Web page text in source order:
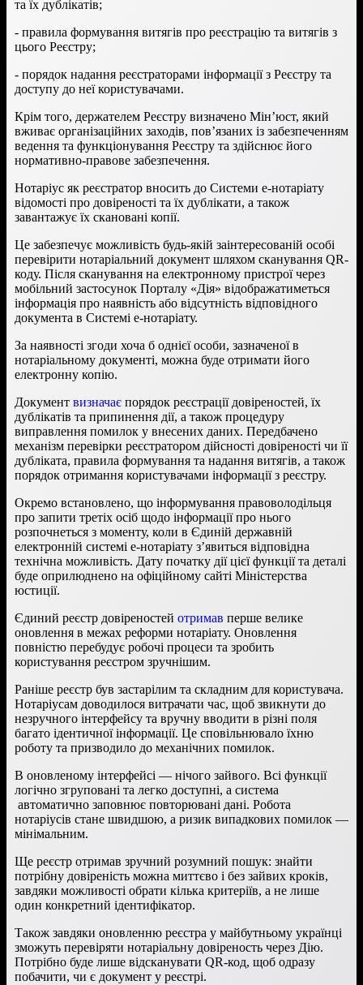
та їх дублікатів;
- правила формування витягів про реєстрацію та витягів з
цього Реєстру;
- порядок надання реєстраторами інформації з Реєстру та
доступу до неї користувачами.
Крім того, держателем Реєстру визначено Мін’юст, який
вживає організаційних заходів, пов’язаних із забезпеченням
ведення та функціонування Реєстру та здійснює його
нормативно-правове забезпечення.
Нотаріус як реєстратор вносить до Системи е-нотаріату
відомості про довіреності та їх дублікати, а також
завантажує їх скановані копії.
Це забезпечує можливість будь-якій заінтересованій особі
перевірити нотаріальний документ шляхом сканування QR-
коду. Після сканування на електронному пристрої через
мобільний застосунок Порталу «Дія» відображатиметься
інформація про наявність або відсутність відповідного
документа в Системі е-нотаріату.
За наявності згоди хоча б однієї особи, зазначеної в
нотаріальному документі, можна буде отримати його
електронну копію.
Документ визначає порядок реєстрації довіреностей, їх
дублікатів та припинення дії, а також процедуру
виправлення помилок у внесених даних. Передбачено
механізм перевірки реєстратором дійсності довіреності чи її
дубліката, правила формування та надання витягів, а також
порядок отримання користувачами інформації з реєстру.
Окремо встановлено, що інформування правоволодільця
про запити третіх осіб щодо інформації про нього
розпочнеться з моменту, коли в Єдиній державній
електронній системі е-нотаріату з’явиться відповідна
технічна можливість. Дату початку дії цієї функції та деталі
буде оприлюднено на офіційному сайті Міністерства
юстиції.
Єдиний реєстр довіреностей отримав перше велике
оновлення в межах реформи нотаріату. Оновлення
повністю перебудує робочі процеси та зробить
користування реєстром зручнішим.
Раніше реєстр був застарілим та складним для користувача.
Нотаріусам доводилося витрачати час, щоб звикнути до
незручного інтерфейсу та вручну вводити в різні поля
багато ідентичної інформації. Це сповільнювало їхню
роботу та призводило до механічних помилок.
В оновленому інтерфейсі — нічого зайвого. Всі функції
логічно згруповані та легко доступні, а система
автоматично заповнює повторювані дані. Робота
нотаріусів стане швидшою, а ризик випадкових помилок —
мінімальним.
Ще реєстр отримав зручний розумний пошук: знайти
потрібну довіреність можна миттєво і без зайвих кроків,
завдяки можливості обрати кілька критеріїв, а не лише
один конкретний ідентифікатор.
Також завдяки оновленню реєстра у майбутньому українці
зможуть перевіряти нотаріальну довіреность через Дію.
Потрібно буде лише відсканувати QR-код, щоб одразу
побачити, чи є документ у реєстрі.